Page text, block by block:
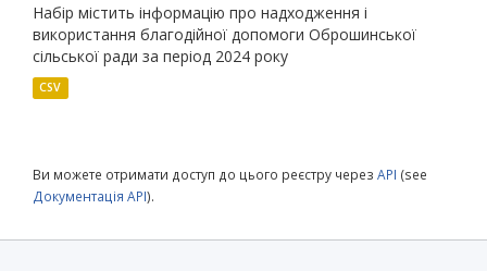
Набір містить інформацію про надходження і
використання благодійної допомоги Оброшинської
сільської ради за період 2024 року
CSV
Ви можете отримати доступ до цього реєстру через API (see
Документація API).